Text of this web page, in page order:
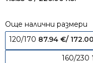
Още налични размери
120/170 87.94 €/
160/230